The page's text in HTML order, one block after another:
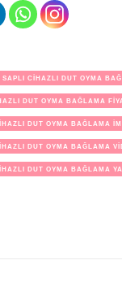
CİHAZLI DUT OYMA
DUT OYMA BAĞLAMA
DUT OYMA BAĞLAMA
DUT OYMA BAĞLAMA
DUT OYMA BAĞLAMA